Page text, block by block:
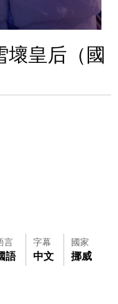
壞皇后（國
言
語
字幕
中文
國家
挪威
移至影片中央播放鍵，再